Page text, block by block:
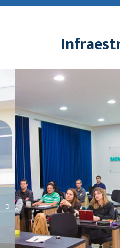
Carregando